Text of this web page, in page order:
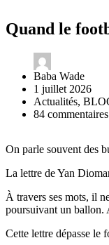
Quand le
Baba Wade
1 juillet 2026
Actualités,
84 commentaires
On parle souvent des
La lettre de Yan
À travers ses mots, il
poursuivant un ballon.
Cette lettre dépasse le